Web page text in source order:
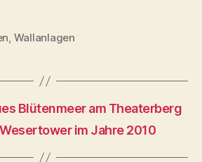
, Wallanlagen
Blütenmeer am Theaterberg
im Jahre 2010